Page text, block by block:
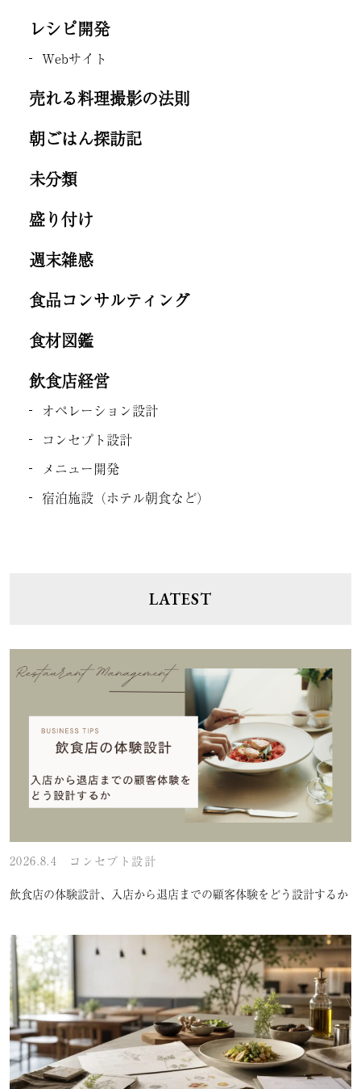
レシピ開発
Webサイト
売れる料理撮影の法則
朝ごはん探訪記
未分類
盛り付け
週末雑感
食品コンサルティング
食材図鑑
飲食店経営
オペレーション設計
コンセプト設計
メニュー開発
宿泊施設（ホテル朝食など）
LATEST
2026.8.4 コンセプト設計
飲食店の体験設計、入店から退店までの顧客体験をどう設計するか